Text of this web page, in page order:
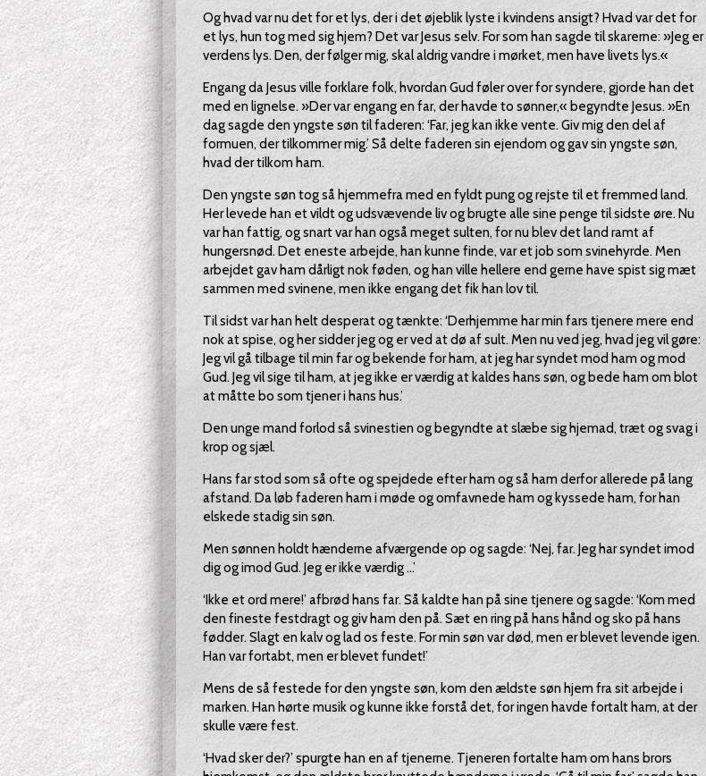
Og hvad var nu det for et lys, der i det øjeblik lyste i kvindens ansigt? Hvad var det for
et lys, hun tog med sig hjem? Det var Jesus selv. For som han sagde til skarerne: »Jeg er
verdens lys. Den, der følger mig, skal aldrig vandre i mørket, men have livets lys.«
Engang da Jesus ville forklare folk, hvordan Gud føler over for syndere, gjorde han det
med en lignelse. »Der var engang en far, der havde to sønner,« begyndte Jesus. »En
dag sagde den yngste søn til faderen: ‘Far, jeg kan ikke vente. Giv mig den del af
formuen, der tilkommer mig.’ Så delte faderen sin ejendom og gav sin yngste søn,
hvad der tilkom ham.
Den yngste søn tog så hjemmefra med en fyldt pung og rejste til et fremmed land.
Her levede han et vildt og udsvævende liv og brugte alle sine penge til sidste øre. Nu
var han fattig, og snart var han også meget sulten, for nu blev det land ramt af
hungersnød. Det eneste arbejde, han kunne finde, var et job som svinehyrde. Men
arbejdet gav ham dårligt nok føden, og han ville hellere end gerne have spist sig mæt
sammen med svinene, men ikke engang det fik han lov til.
Til sidst var han helt desperat og tænkte: ‘Derhjemme har min fars tjenere mere end
nok at spise, og her sidder jeg og er ved at dø af sult. Men nu ved jeg, hvad jeg vil gøre:
Jeg vil gå tilbage til min far og bekende for ham, at jeg har syndet mod ham og mod
Gud. Jeg vil sige til ham, at jeg ikke er værdig at kaldes hans søn, og bede ham om blot
at måtte bo som tjener i hans hus.’
Den unge mand forlod så svinestien og begyndte at slæbe sig hjemad, træt og svag i
krop og sjæl.
Hans far stod som så ofte og spejdede efter ham og så ham derfor allerede på lang
afstand. Da løb faderen ham i møde og omfavnede ham og kyssede ham, for han
elskede stadig sin søn.
Men sønnen holdt hænderne afværgende op og sagde: ‘Nej, far. Jeg har syndet imod
dig og imod Gud. Jeg er ikke værdig ...’
‘Ikke et ord mere!’ afbrød hans far. Så kaldte han på sine tjenere og sagde: ‘Kom med
den fineste festdragt og giv ham den på. Sæt en ring på hans hånd og sko på hans
fødder. Slagt en kalv og lad os feste. For min søn var død, men er blevet levende igen.
Han var fortabt, men er blevet fundet!’
Mens de så festede for den yngste søn, kom den ældste søn hjem fra sit arbejde i
marken. Han hørte musik og kunne ikke forstå det, for ingen havde fortalt ham, at der
skulle være fest.
‘Hvad sker der?’ spurgte han en af tjenerne. Tjeneren fortalte ham om hans brors